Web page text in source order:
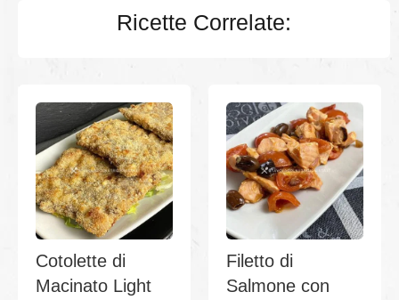
Ricette Correlate:
Cotolette di
Macinato Light
Filetto di
Salmone con